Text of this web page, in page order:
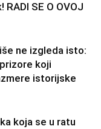
RADI SE O OVOJ
ne izgleda isto:
koji
istorijske
koja se u ratu